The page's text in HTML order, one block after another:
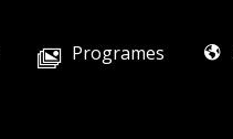
Programes